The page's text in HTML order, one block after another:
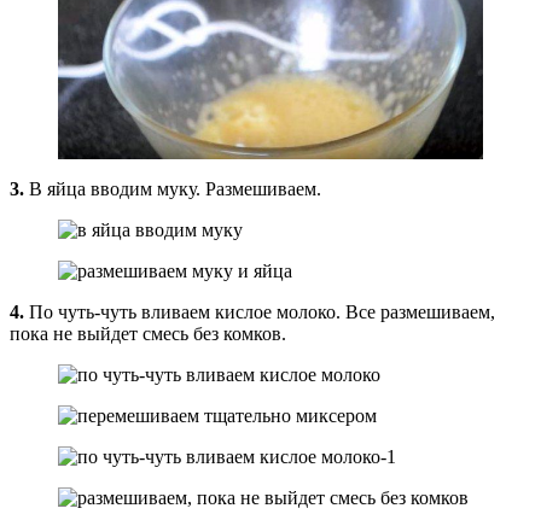
3. В яйца вводим муку. Размешиваем.
4. По чуть-чуть вливаем кислое молоко. Все размешиваем,
пока не выйдет смесь без комков.